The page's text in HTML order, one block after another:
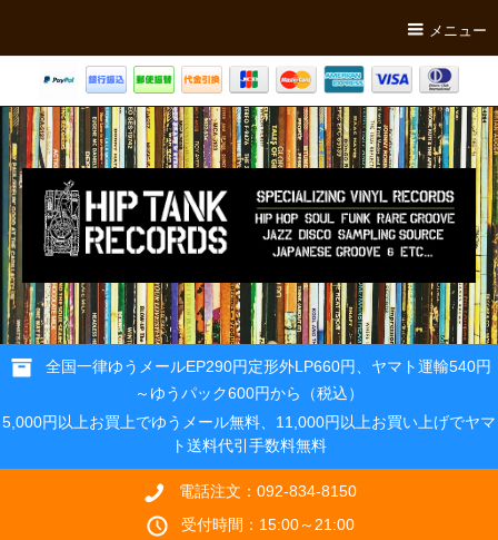
メニュー
全国一律ゆうメールEP290円定形外LP660円、ヤマト運輸540円
～ゆうパック600円から（税込）
5,000円以上お買上でゆうメール無料、11,000円以上お買い上げでヤマ
ト送料代引手数料無料
電話注文：092-834-8150
受付時間：15:00～21:00